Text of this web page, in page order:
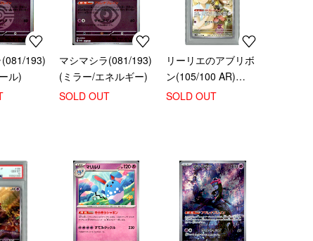
193)
ル)
マシマシラ(081/193)
(ミラー/エネルギー)
SOLD OUT
リーリエのアブリボ
ン(105/100 AR)
【PSA10】
SOLD OUT